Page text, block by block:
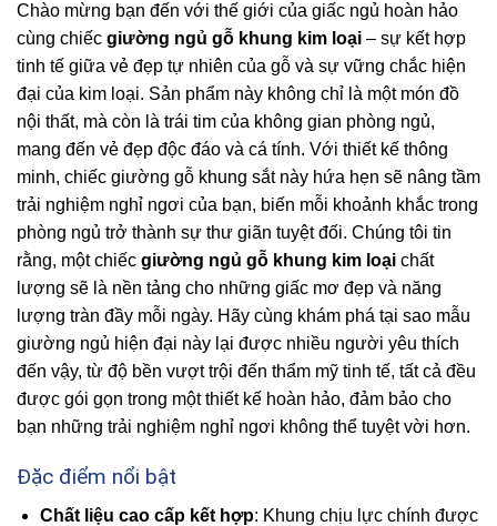
Chào mừng bạn đến với thế giới của giấc ngủ hoàn hảo
cùng chiếc giường ngủ gỗ khung kim loại – sự kết hợp
tinh tế giữa vẻ đẹp tự nhiên của gỗ và sự vững chắc hiện
đại của kim loại. Sản phẩm này không chỉ là một món đồ
nội thất, mà còn là trái tim của không gian phòng ngủ,
mang đến vẻ đẹp độc đáo và cá tính. Với thiết kế thông
minh, chiếc giường gỗ khung sắt này hứa hẹn sẽ nâng tầm
trải nghiệm nghỉ ngơi của bạn, biến mỗi khoảnh khắc trong
phòng ngủ trở thành sự thư giãn tuyệt đối. Chúng tôi tin
rằng, một chiếc giường ngủ gỗ khung kim loại chất
lượng sẽ là nền tảng cho những giấc mơ đẹp và năng
lượng tràn đầy mỗi ngày. Hãy cùng khám phá tại sao mẫu
giường ngủ hiện đại này lại được nhiều người yêu thích
đến vậy, từ độ bền vượt trội đến thẩm mỹ tinh tế, tất cả đều
được gói gọn trong một thiết kế hoàn hảo, đảm bảo cho
bạn những trải nghiệm nghỉ ngơi không thể tuyệt vời hơn.
Đặc điểm nổi bật
Chất liệu cao cấp kết hợp: Khung chịu lực chính được